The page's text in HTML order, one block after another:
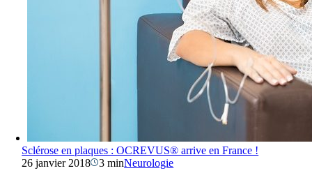
Sclérose en plaques : OCREVUS® arrive en France !
26 janvier 2018
3 minNeurologie